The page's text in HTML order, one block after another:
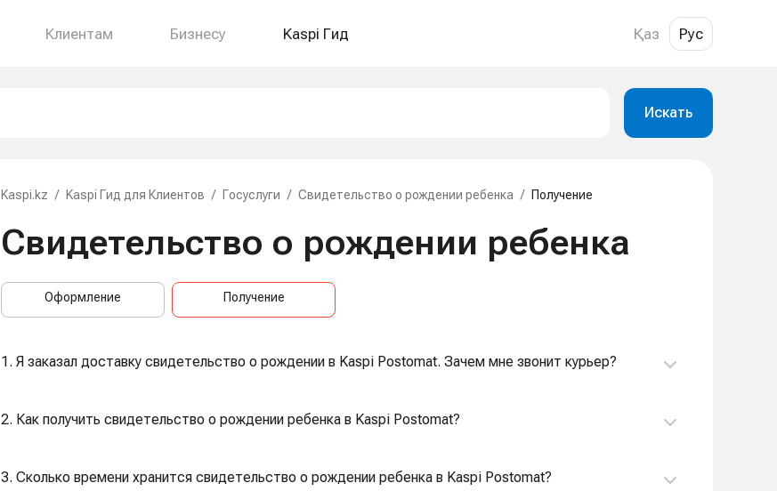
Клиентам Бизнесу Kaspi Гид Қаз Рус
Искать
Kaspi.kz / Kaspi Гид для Клиентов / Госуслуги / Свидетельство о рождении ребенка / Получение
Свидетельство о рождении ребенка
Оформление Получение
1. Я заказал доставку свидетельство о рождении в Kaspi Postomat. Зачем мне звонит курьер?
2. Как получить свидетельство о рождении ребенка в Kaspi Postomat?
3. Сколько времени хранится свидетельство о рождении ребенка в Kaspi Postomat?